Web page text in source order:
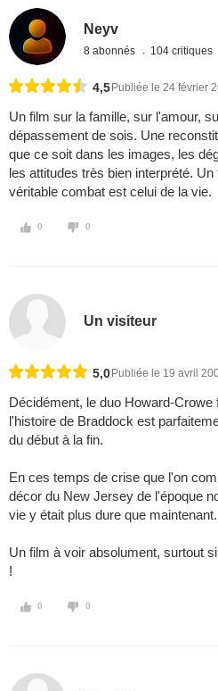
Neyv
8 abonnés 104 critiques
4,5 Publiée le 24 février
Un film sur la famille, sur l'amour,
dépassement de sois. Une
que ce soit dans les images, les
les attitudes très bien interprété.
véritable combat est celui de la vie.
0 0
Un visiteur
5,0 Publiée le 19 avril
Décidément, le duo Howard-Crowe
l'histoire de Braddock est
du début à la fin.
En ces temps de crise que l'on
décor du New Jersey de l'époque
vie y était plus dure que maintenant.
Un film à voir absolument, surtout
!
0 0